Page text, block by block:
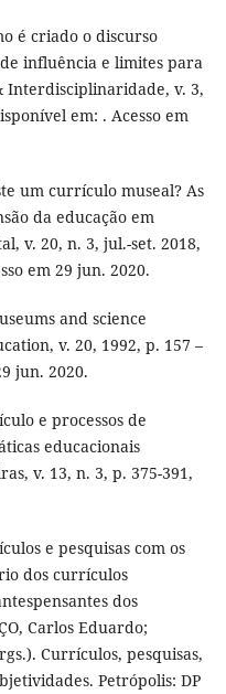
é criado o discurso
influência e limites para
Interdisciplinaridade, v. 3,
em: . Acesso em
um currículo museal? As
da educação em
v. 20, n. 3, jul.-set. 2018,
em 29 jun. 2020.
and science
v. 20, 1992, p. 157 –
jun. 2020.
e processos de
educacionais
v. 13, n. 3, p. 375-391,
e pesquisas com os
dos currículos
dos
Carlos Eduardo;
Currículos, pesquisas,
Petrópolis: DP